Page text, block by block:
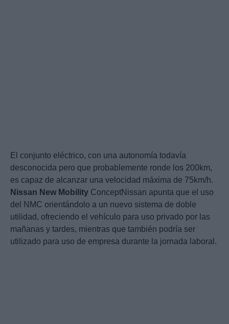
El conjunto eléctrico, con una autonomía todavía
desconocida pero que probablemente ronde los 200km,
es capaz de alcanzar una velocidad máxima de 75km/h.
Nissan New Mobility ConceptNissan apunta que el uso
del NMC orientándolo a un nuevo sistema de doble
utilidad, ofreciendo el vehículo para uso privado por las
mañanas y tardes, mientras que también podría ser
utilizado para uso de empresa durante la jornada laboral.